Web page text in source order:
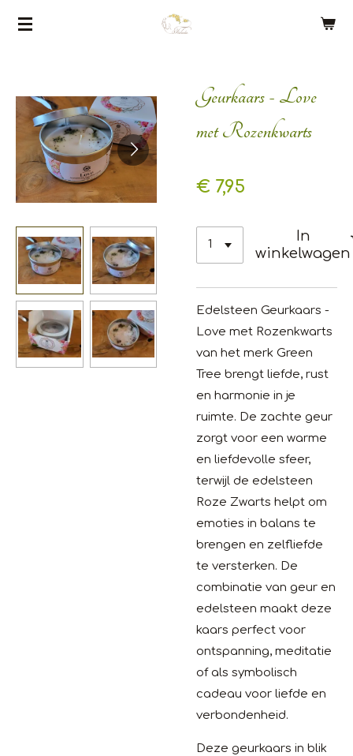
Ga
hoofdinhoud
Geurkaars - Love
met Rozenkwarts
€ 7,95
In
winkelwagen
Edelsteen Geurkaars -
Love met Rozenkwarts
van het merk Green
Tree brengt liefde, rust
en harmonie in je
ruimte. De zachte geur
zorgt voor een warme
en liefdevolle sfeer,
terwijl de edelsteen
Roze Zwarts helpt om
emoties in balans te
brengen en zelfliefde
te versterken. De
combinatie van geur en
edelsteen maakt deze
kaars perfect voor
ontspanning, meditatie
of als symbolisch
cadeau voor liefde en
verbondenheid.
Deze geurkaars in blik